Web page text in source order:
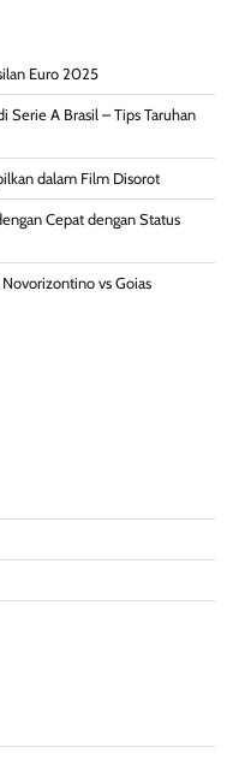
Euro 2025
Serie A Brasil – Tips Taruhan
dalam Film Disorot
Cepat dengan Status
vs Goias